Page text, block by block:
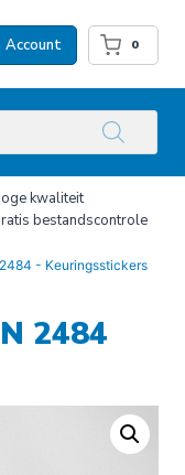
Account 0
kwaliteit
bestandscontrole
- Keuringsstickers
2484